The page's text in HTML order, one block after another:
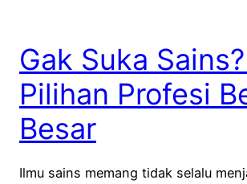
Gak Suka
Pilihan Profesi
Besar
Ilmu sains memang tidak selalu